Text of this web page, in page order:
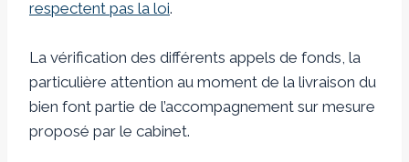
respectent pas la loi.
La vérification des différents appels de fonds, la
particulière attention au moment de la livraison du
bien font partie de l’accompagnement sur mesure
proposé par le cabinet.